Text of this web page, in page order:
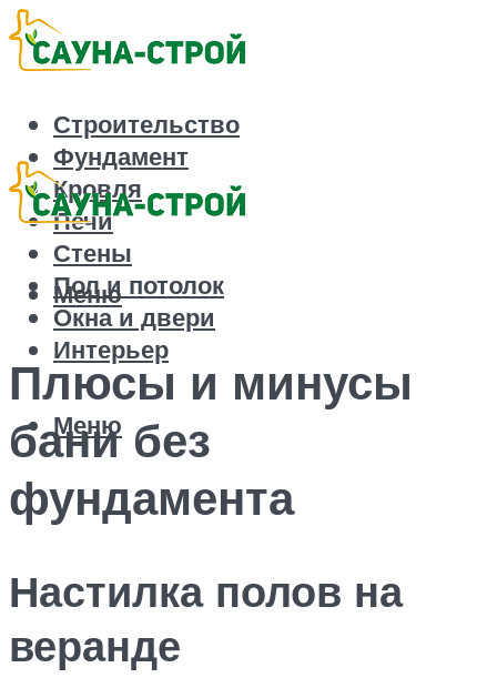
Строительство
Фундамент
Кровля
Печи
Стены
Пол и потолок
Окна и двери
Интерьер
Меню
Меню
Плюсы и минусы
бани без
фундамента
Настилка полов на
веранде